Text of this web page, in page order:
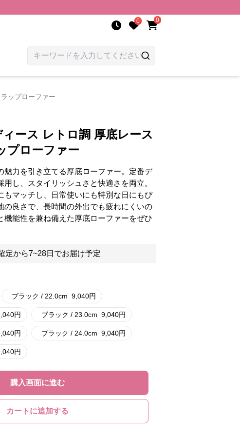
0 0
ップローファー
ース レトロ調 厚底レース
プローファー
魅力を引き立てる厚底ローファー。定番デ
し、スタイリッシュさと快適さを両立。
もマッチし、日常使いにも特別な日にもぴ
の良さで、長時間の外出でも疲れにくいの
機能性を兼ね備えた厚底ローファーをぜひ
定から7~28日でお届け予定
ブラック / 22.0cm 9,040円
円 ブラック / 23.0cm 9,040円
円 ブラック / 24.0cm 9,040円
円
購入画面に進む
カートに追加する